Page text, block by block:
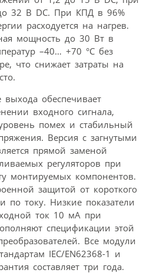
32 В DC. При КПД в 96%
расходуется на нагрев.
мощность до 30 Вт в
–40… +70 °C без
что снижает затраты на
выхода обеспечивает
входного сигнала,
помех и стабильный
Версия с загнутыми
прямой заменой
регуляторов при
монтируемых компонентов.
защитой от короткого
по току. Низкие показатели
ток 10 мА при
спецификации этой
Все модули
IEC/EN62368-1 и
составляет три года.